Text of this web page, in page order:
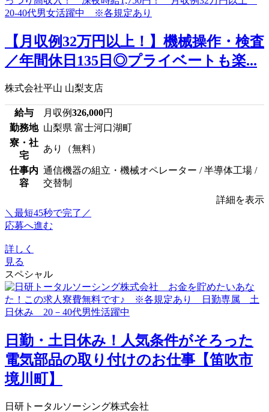
【月収例32万円以上！】機械操作・検査
／年間休日135日◎プライベートも楽...
株式会社平山 山梨支店
給与 月収例326,000円
勤務地 山梨県 富士河口湖町
寮・社
宅
あり（無料）
仕事内
容
通信機器の組立・機械オペレーター / 半導体工場 /
交替制
詳細を表示
＼最短45秒で完了／
応募へ進む
詳しく
見る
スペシャル
日勤・土日休み！人気条件がそろった
電気部品の取り付けのお仕事【笛吹市
境川町】
日研トータルソーシング株式会社